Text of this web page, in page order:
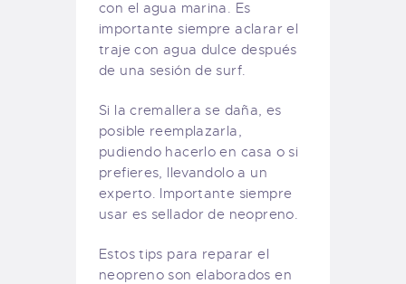
con el agua marina. Es
importante siempre aclarar el
traje con agua dulce después
de una sesión de surf.
Si la cremallera se daña, es
posible reemplazarla,
pudiendo hacerlo en casa o si
prefieres, llevandolo a un
experto. Importante siempre
usar es sellador de neopreno.
Estos tips para reparar el
neopreno son elaborados en